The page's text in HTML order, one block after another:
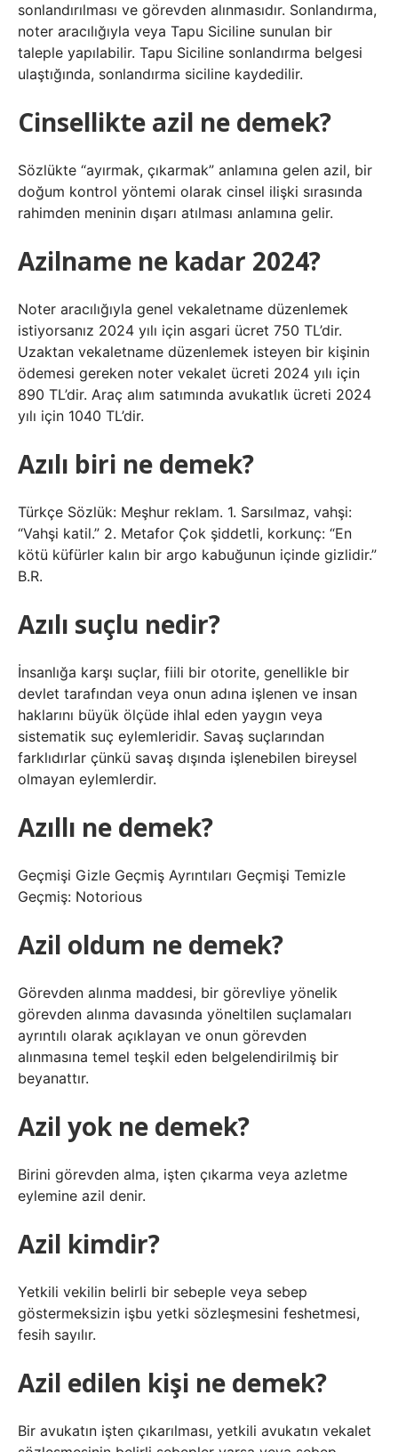
sonlandırılması ve görevden alınmasıdır. Sonlandırma,
noter aracılığıyla veya Tapu Siciline sunulan bir
taleple yapılabilir. Tapu Siciline sonlandırma belgesi
ulaştığında, sonlandırma siciline kaydedilir.
Cinsellikte azil ne demek?
Sözlükte “ayırmak, çıkarmak” anlamına gelen azil, bir
doğum kontrol yöntemi olarak cinsel ilişki sırasında
rahimden meninin dışarı atılması anlamına gelir.
Azilname ne kadar 2024?
Noter aracılığıyla genel vekaletname düzenlemek
istiyorsanız 2024 yılı için asgari ücret 750 TL’dir.
Uzaktan vekaletname düzenlemek isteyen bir kişinin
ödemesi gereken noter vekalet ücreti 2024 yılı için
890 TL’dir. Araç alım satımında avukatlık ücreti 2024
yılı için 1040 TL’dir.
Azılı biri ne demek?
Türkçe Sözlük: Meşhur reklam. 1. Sarsılmaz, vahşi:
“Vahşi katil.” 2. Metafor Çok şiddetli, korkunç: “En
kötü küfürler kalın bir argo kabuğunun içinde gizlidir.”
B.R.
Azılı suçlu nedir?
İnsanlığa karşı suçlar, fiili bir otorite, genellikle bir
devlet tarafından veya onun adına işlenen ve insan
haklarını büyük ölçüde ihlal eden yaygın veya
sistematik suç eylemleridir. Savaş suçlarından
farklıdırlar çünkü savaş dışında işlenebilen bireysel
olmayan eylemlerdir.
Azıllı ne demek?
Geçmişi Gizle Geçmiş Ayrıntıları Geçmişi Temizle
Geçmiş: Notorious
Azil oldum ne demek?
Görevden alınma maddesi, bir görevliye yönelik
görevden alınma davasında yöneltilen suçlamaları
ayrıntılı olarak açıklayan ve onun görevden
alınmasına temel teşkil eden belgelendirilmiş bir
beyanattır.
Azil yok ne demek?
Birini görevden alma, işten çıkarma veya azletme
eylemine azil denir.
Azil kimdir?
Yetkili vekilin belirli bir sebeple veya sebep
göstermeksizin işbu yetki sözleşmesini feshetmesi,
fesih sayılır.
Azil edilen kişi ne demek?
Bir avukatın işten çıkarılması, yetkili avukatın vekalet